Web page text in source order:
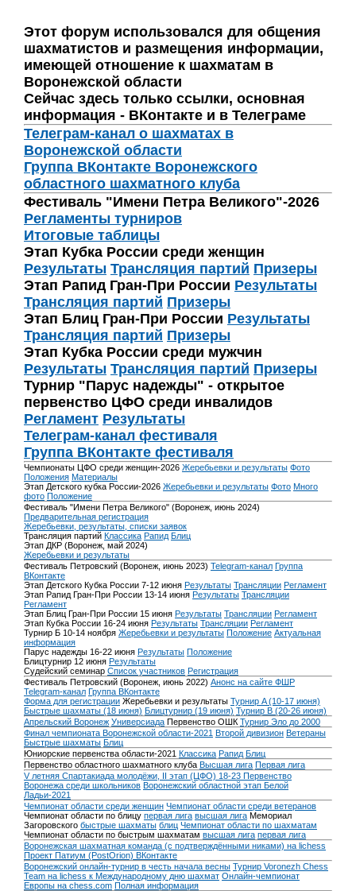
Этот форум использовался для общения
шахматистов и размещения информации,
имеющей отношение к шахматам в
Воронежской области
Сейчас здесь только ссылки, основная
информация - ВКонтакте и в Телеграме
Телеграм-канал о шахматах в
Воронежской области
Группа ВКонтакте Воронежского
областного шахматного клуба
Фестиваль "Имени Петра Великого"-2026
Регламенты турниров
Итоговые таблицы
Этап Кубка России среди женщин
Результаты Трансляция партий Призеры
Этап Рапид Гран-При России Результаты
Трансляция партий Призеры
Этап Блиц Гран-При России Результаты
Трансляция партий Призеры
Этап Кубка России среди мужчин
Результаты Трансляция партий Призеры
Турнир "Парус надежды" - открытое
первенство ЦФО среди инвалидов
Регламент Результаты
Телеграм-канал фестиваля
Группа ВКонтакте фестиваля
Чемпионаты ЦФО среди женщин-2026 Жеребьевки и результаты Фото
Положения Материалы
Этап Детского кубка России-2026 Жеребьевки и результаты Фото Много
фото Положение
Фестиваль "Имени Петра Великого" (Воронеж, июнь 2024)
Предварительная регистрация
Жеребьевки, результаты, списки заявок
Трансляция партий Классика Рапид Блиц
Этап ДКР (Воронеж, май 2024)
Жеребьевки и результаты
Фестиваль Петровский (Воронеж, июнь 2023) Telegram-канал Группа
ВКонтакте
Этап Детского Кубка России 7-12 июня Результаты Трансляции Регламент
Этап Рапид Гран-При России 13-14 июня Результаты Трансляции
Регламент
Этап Блиц Гран-При России 15 июня Результаты Трансляции Регламент
Этап Кубка России 16-24 июня Результаты Трансляции Регламент
Турнир Б 10-14 ноября Жеребьевки и результаты Положение Актуальная
информация
Парус надежды 16-22 июня Результаты Положение
Блицтурнир 12 июня Результаты
Судейский семинар Список участников Регистрация
Фестиваль Петровский (Воронеж, июнь 2022) Анонс на сайте ФШР
Telegram-канал Группа ВКонтакте
Форма для регистрации Жеребьевки и результаты Турнир A (10-17 июня)
Быстрые шахматы (18 июня) Блицтурнир (19 июня) Турнир B (20-26 июня)
Апрельский Воронеж Универсиада Первенство ОШК Турнир Эло до 2000
Финал чемпионата Воронежской области-2021 Второй дивизион Ветераны
Быстрые шахматы Блиц
Юниорские первенства области-2021 Классика Рапид Блиц
Первенство областного шахматного клуба Высшая лига Первая лига
V летняя Спартакиада молодёжи, II этап (ЦФО) 18-23 Первенство
Воронежа среди школьников Воронежский областной этап Белой
Ладьи-2021
Чемпионат области среди женщин Чемпионат области среди ветеранов
Чемпионат области по блицу первая лига высшая лига Мемориал
Загоровского быстрые шахматы блиц Чемпионат области по шахматам
Чемпионат области по быстрым шахматам высшая лига первая лига
Воронежская шахматная команда (с подтверждёнными никами) на lichess
Проект Патиум (PostOrion) ВКонтакте
Воронежский онлайн-турнир в честь начала весны Турнир Voronezh Chess
Team на lichess к Международному дню шахмат Онлайн-чемпионат
Европы на chess.com Полная информация